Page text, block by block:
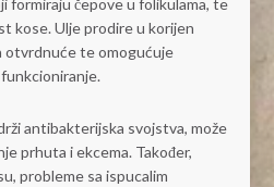
formiraju čepove u folikulama, te
kose. Ulje prodire u korijen
otvrdnuće te omogućuje
antibakterijska svojstva, može
prhuta i ekcema. Također,
probleme sa ispucalim